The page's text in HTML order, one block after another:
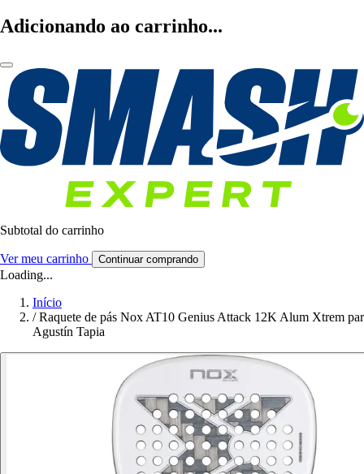
Adicionando ao carrinho...
Subtotal do carrinho
Ver meu carrinho Continuar comprando
Loading...
Início
/ Raquete de pás Nox AT10 Genius Attack 12K Alum Xtrem par
Agustín Tapia